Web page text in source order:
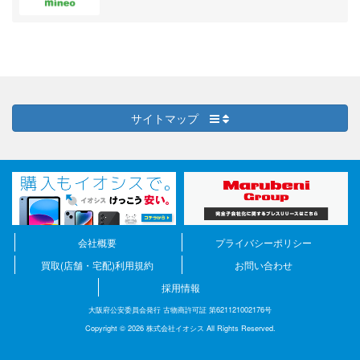
サイトマップ
会社概要
プライバシーポリシー
買取(店舗・宅配)利用規約
お問い合わせ
採用情報
大阪府公安委員会発行 古物商許可証 第621121002176号
Copyright © 2026 株式会社イオシス All Rights Reserved.